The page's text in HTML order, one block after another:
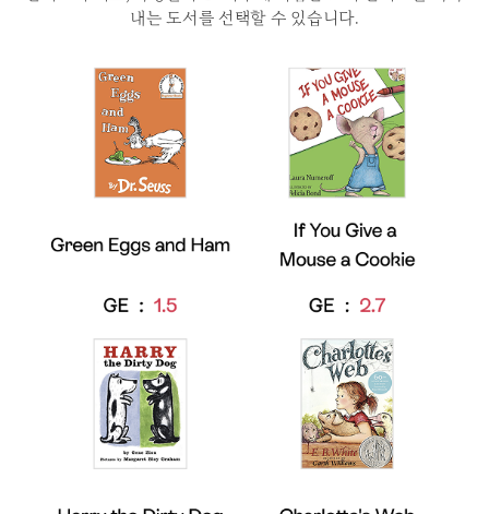
내는 도서를 선택할 수 있습니다.